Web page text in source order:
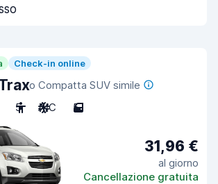
Check-in online
o Compatta SUV simile
5 A/C 5
31,96 €
al giorno
Cancellazione gratuita